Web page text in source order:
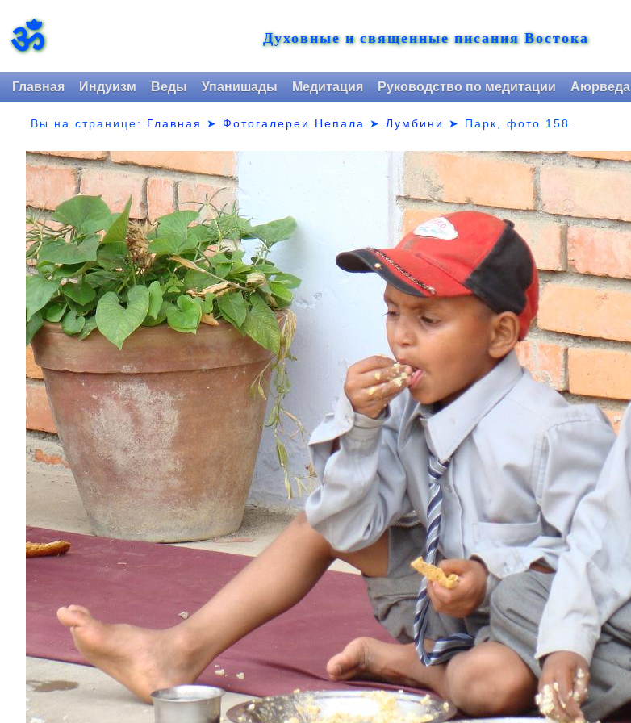
ॐ Духовные и священные писания Востока
Главная Индуизм Веды Упанишады Медитация Руководство по медитации Аюрведа
Вы на странице: Главная ➤Фотогалереи Непала ➤Лумбини ➤ Парк,фото 158.